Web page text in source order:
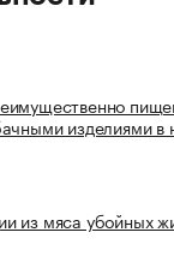
изделиями в
из мяса убойных